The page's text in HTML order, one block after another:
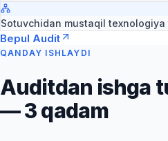
Sotuvchidan mustaqil texnologiya
Bepul Audit
QANDAY ISHLAYDI
Auditdan ishga
— 3 qadam